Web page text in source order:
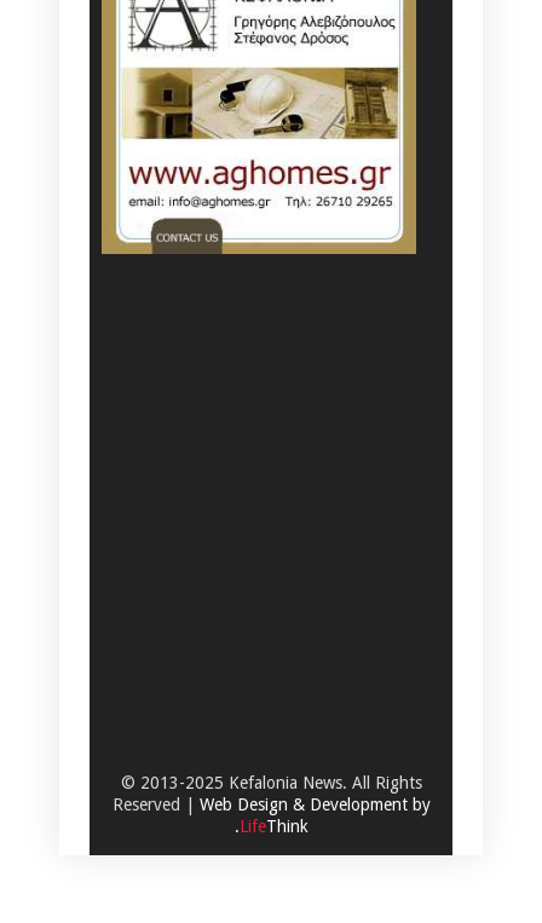
© 2013-2025 Kefalonia News. All Rights
Reserved | Web Design & Development by
.LifeThink